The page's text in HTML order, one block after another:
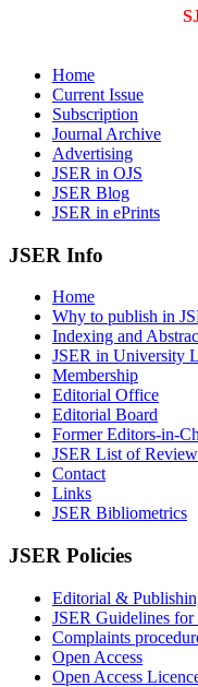
Home
Current Issue
Subscription
Journal Archive
Advertising
JSER in OJS
JSER Blog
JSER in ePrints
JSER Info
Home
Why to publish in
Indexing and
JSER in University
Membership
Editorial Office
Editorial Board
Former Editors-in-
JSER List of
Contact
Links
JSER Bibliometrics
JSER Policies
Editorial &
JSER Guidelines for
Complaints
Open Access
Open Access